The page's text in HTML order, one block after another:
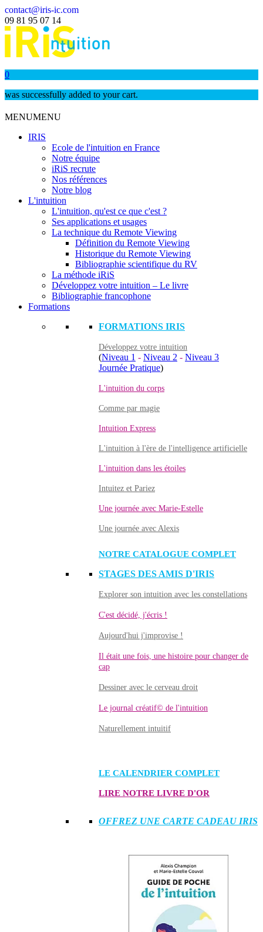
contact@iris-ic.com
09 81 95 07 14
0
was successfully added to your cart.
MENUMENU
IRIS
Ecole de l'intuition en France
Notre équipe
iRiS recrute
Nos références
Notre blog
L'intuition
L'intuition, qu'est ce que c'est ?
Ses applications et usages
La technique du Remote Viewing
Définition du Remote Viewing
Historique du Remote Viewing
Bibliographie scientifique du RV
La méthode iRiS
Développez votre intuition – Le livre
Bibliographie francophone
Formations
FORMATIONS IRIS
Développez votre intuition
(Niveau 1 - Niveau 2 - Niveau 3
Journée Pratique)
L'intuition du corps
Comme par magie
Intuition Express
L'intuition à l'ère de l'intelligence artificielle
L'intuition dans les étoiles
Intuitez et Pariez
Une journée avec Marie-Estelle
Une journée avec Alexis
NOTRE CATALOGUE COMPLET
STAGES DES AMIS D'IRIS
Explorer son intuition avec les constellations
C'est décidé, j'écris !
Aujourd'hui j'improvise !
Il était une fois, une histoire pour changer de
cap
Dessiner avec le cerveau droit
Le journal créatif© de l'intuition
Naturellement intuitif
LE CALENDRIER COMPLET
LIRE NOTRE LIVRE D'OR
OFFREZ UNE CARTE CADEAU IRIS